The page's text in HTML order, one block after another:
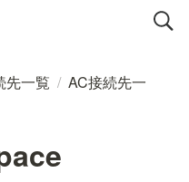
先一覧 / AC接続先一